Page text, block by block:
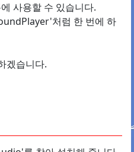
사용할 수 있습니다.
처럼 한 번에 하
겠습니다.